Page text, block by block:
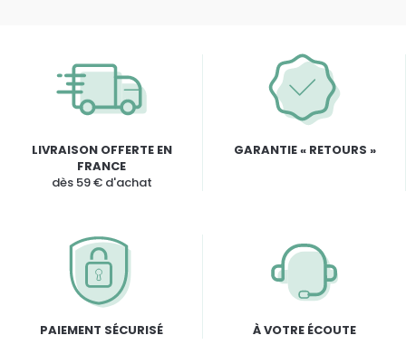
LIVRAISON OFFERTE EN
FRANCE
dès 59 € d'achat
GARANTIE « RETOURS »
PAIEMENT SÉCURISÉ À VOTRE ÉCOUTE